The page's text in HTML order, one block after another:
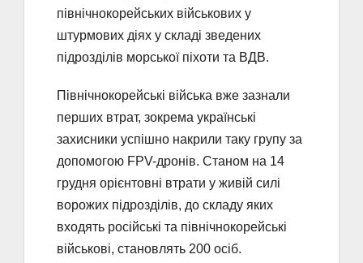
північнокорейських військових у
штурмових діях у складі зведених
підрозділів морської піхоти та ВДВ.
Північнокорейські війська вже зазнали
перших втрат, зокрема українські
захисники успішно накрили таку групу за
допомогою FPV-дронів. Станом на 14
грудня орієнтовні втрати у живій силі
ворожих підрозділів, до складу яких
входять російські та північнокорейські
військові, становлять 200 осіб.